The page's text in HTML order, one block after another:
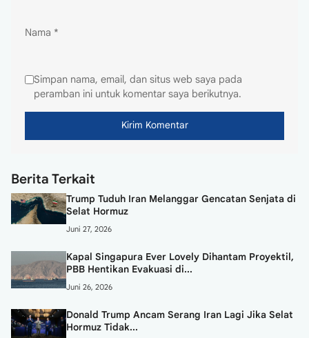
Nama *
Simpan nama, email, dan situs web saya pada
peramban ini untuk komentar saya berikutnya.
Berita Terkait
Trump Tuduh Iran Melanggar Gencatan Senjata di
Selat Hormuz
Juni 27, 2026
Kapal Singapura Ever Lovely Dihantam Proyektil,
PBB Hentikan Evakuasi di...
Juni 26, 2026
Donald Trump Ancam Serang Iran Lagi Jika Selat
Hormuz Tidak...